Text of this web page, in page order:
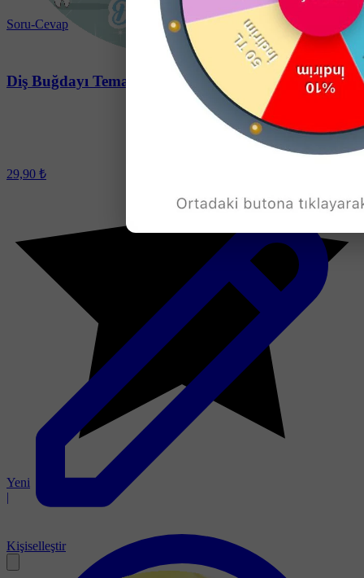
Soru-Cevap
Diş Buğdayı Temalı Yuvarlak Açacak Magneti
Yeni
|
29,90 ₺
Kişiselleştir